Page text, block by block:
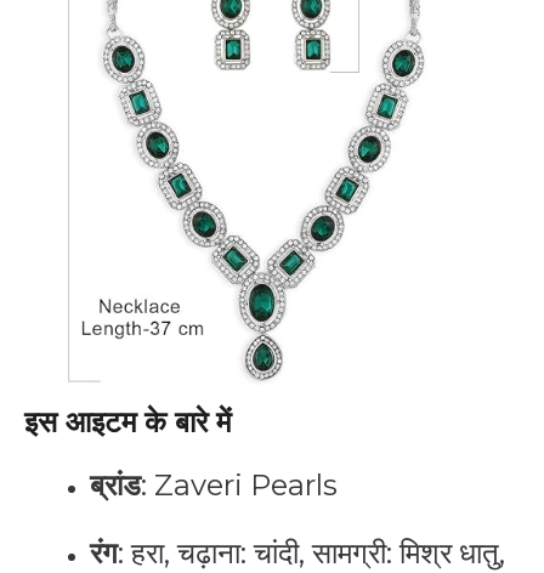
इस आइटम के बारे में​
ब्रांड: Zaveri Pearls
रंग: हरा, चढ़ाना: चांदी, सामग्री: मिश्र धातु,